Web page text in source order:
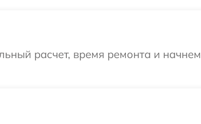
расчет, время ремонта и начнем